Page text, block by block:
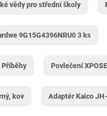
vědy pro střední školy
9G15G4396NRU0 3 ks
Příběhy Povlečení
kov Adaptér Kaico